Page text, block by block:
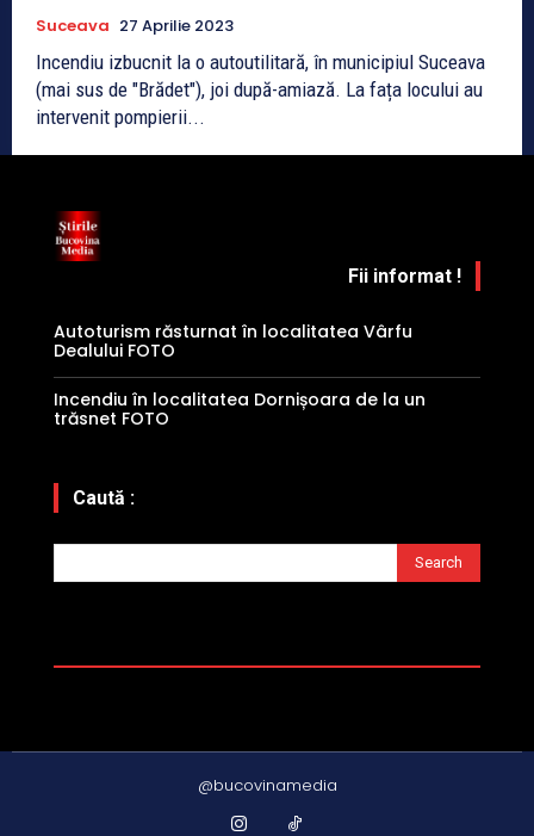
Suceava 27 Aprilie 2023
Incendiu izbucnit la o autoutilitară, în municipiul Suceava
(mai sus de "Brădet"), joi după-amiază. La fața locului au
intervenit pompierii...
Fii informat !
Autoturism răsturnat în localitatea Vârfu
Dealului FOTO
Incendiu în localitatea Dornișoara de la un
trăsnet FOTO
Caută :
Search
@bucovinamedia